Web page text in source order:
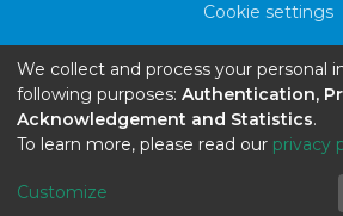
Cookie settings
End User
Send Feedback
We collect and process your personal
following purposes: Authentication,
Acknowledgement and Statistics.
To learn more, please read our privacy
Customize